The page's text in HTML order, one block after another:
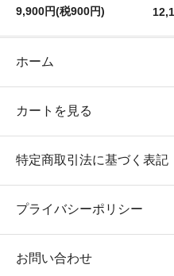
9,900円(税900円)
ホーム
カートを見る
特定商取引法に基づく表記
プライバシーポリシー
お問い合わせ